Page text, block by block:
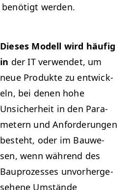
benötigt werden.
Dieses Mod­ell wird häu­fig
in derITver­wen­det, um
neue Pro­duk­te zu entwick­
eln, bei denen hohe
Unsicher­heit in den Para­
me­tern und Anforderun­gen
beste­ht, oder im Bauwe­
sen, wenn während des
Bauprozess­es unvorherge­
se­hene Umstände